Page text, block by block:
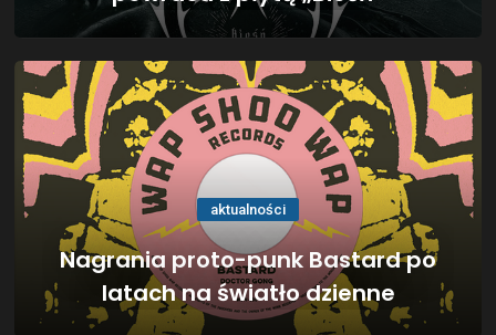
aktualności
Nagrania proto-punk Bastard po
latach na światło dzienne